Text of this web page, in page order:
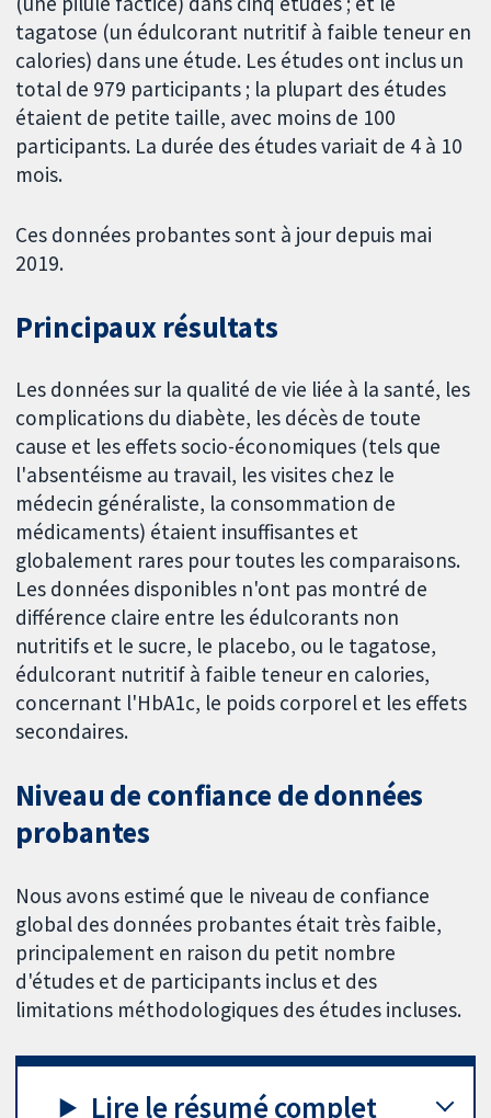
tagatose (un édulcorant nutritif à faible teneur en
calories) dans une étude. Les études ont inclus un
total de 979 participants ; la plupart des études
étaient de petite taille, avec moins de 100
participants. La durée des études variait de 4 à 10
mois.
Ces données probantes sont à jour depuis mai
2019.
Principaux résultats
Les données sur la qualité de vie liée à la santé, les
complications du diabète, les décès de toute
cause et les effets socio-économiques (tels que
l'absentéisme au travail, les visites chez le
médecin généraliste, la consommation de
médicaments) étaient insuffisantes et
globalement rares pour toutes les comparaisons.
Les données disponibles n'ont pas montré de
différence claire entre les édulcorants non
nutritifs et le sucre, le placebo, ou le tagatose,
édulcorant nutritif à faible teneur en calories,
concernant l'HbA1c, le poids corporel et les effets
secondaires.
Niveau de confiance de données
probantes
Nous avons estimé que le niveau de confiance
global des données probantes était très faible,
principalement en raison du petit nombre
d'études et de participants inclus et des
limitations méthodologiques des études incluses.
Lire le résumé complet